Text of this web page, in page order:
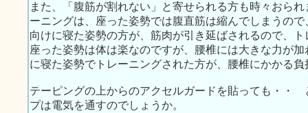
また、「腹筋が割れない」と寄せられる方も時々おら
ーニングは、座った姿勢では腹直筋は縮んでしまうの
向けに寝た姿勢の方が、筋肉が引き延ばされるので、
座った姿勢は体は楽なのですが、腰椎には大きな力が
に寝た姿勢でトレーニングされた方が、腰椎にかかる
テーピングの上からのアクセルガードを貼っても・・
プは電気を通すのでしょうか。